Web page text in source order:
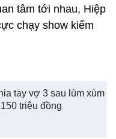
tâm tới nhau, Hiệp
chạy show kiếm
tay vợ 3 sau lùm xùm
triệu đồng